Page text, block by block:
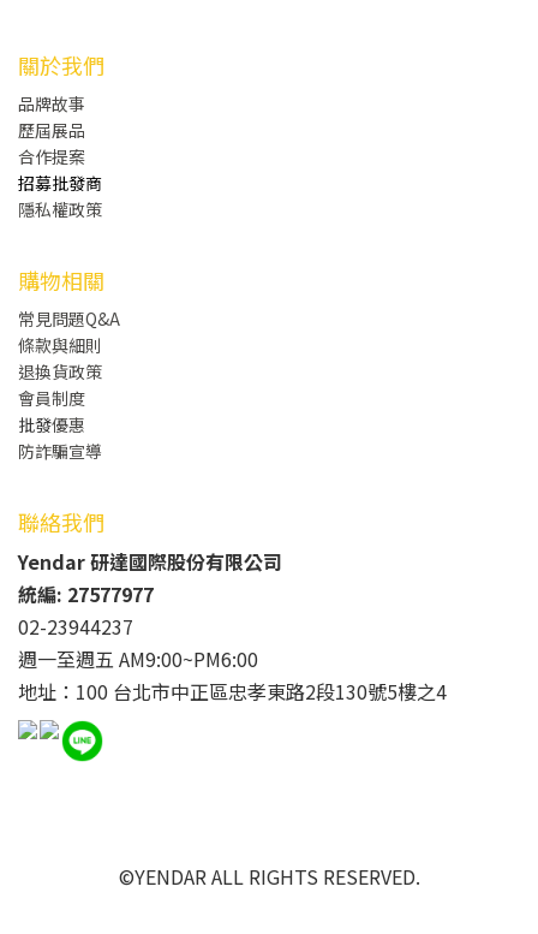
關於我們
品牌故事
歷屆展品
合作提案
招募批發商
隱私權政策
購物相關
常見問題Q&A
條款與細則
退換貨政策
會員制度
批發優惠
防詐騙宣導
聯絡我們
Yendar 研達國際股份有限公司
統編: 27577977
02-23944237
週一至週五 AM9:00~PM6:00
地址：100 台北市中正區忠孝東路2段130號5樓之4
©YENDAR ALL RIGHTS RESERVED.